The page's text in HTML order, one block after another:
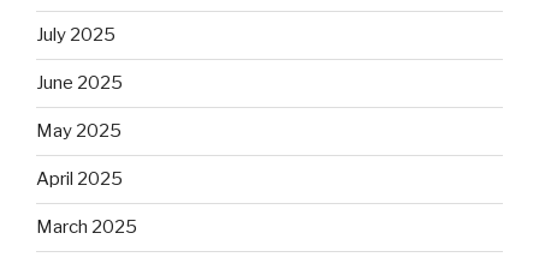
July 2025
June 2025
May 2025
April 2025
March 2025